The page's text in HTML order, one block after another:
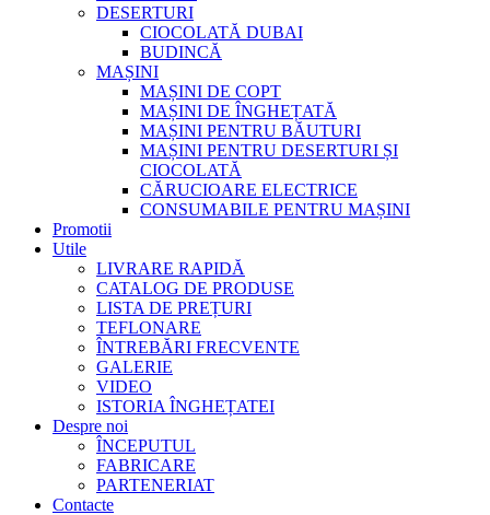
DESERTURI
CIOCOLATĂ DUBAI
BUDINCĂ
MAȘINI
MAȘINI DE COPT
MAȘINI DE ÎNGHEȚATĂ
MAȘINI PENTRU BĂUTURI
MAȘINI PENTRU DESERTURI ȘI
CIOCOLATĂ
CĂRUCIOARE ELECTRICE
CONSUMABILE PENTRU MAȘINI
Promotii
Utile
LIVRARE RAPIDĂ
CATALOG DE PRODUSE
LISTA DE PREȚURI
TEFLONARE
ÎNTREBĂRI FRECVENTE
GALERIE
VIDEO
ISTORIA ÎNGHEȚATEI
Despre noi
ÎNCEPUTUL
FABRICARE
PARTENERIAT
Contacte